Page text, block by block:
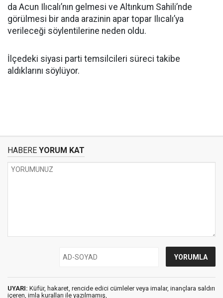
da Acun Ilıcalı’nın gelmesi ve Altınkum Sahili’nde
görülmesi bir anda arazinin apar topar Ilıcalı’ya
verileceği söylentilerine neden oldu.
İlçedeki siyasi parti temsilcileri süreci takibe
aldıklarını söylüyor.
HABERE YORUM KAT
UYARI: Küfür, hakaret, rencide edici cümleler veya imalar, inançlara saldırı
içeren, imla kuralları ile yazılmamış,